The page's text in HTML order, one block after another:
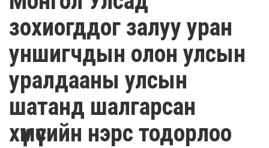
зохиогддог залуу уран
уншигчдын олон улсын
уралдааны улсын
шатанд шалгарсан
хүмүүсийн нэрс тодорлоо